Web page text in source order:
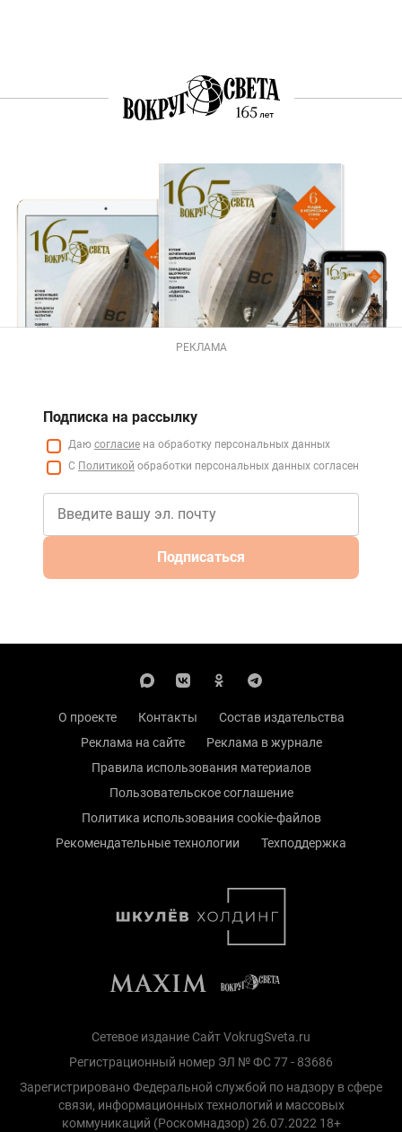
РЕКЛАМА
Подписка на рассылку
Даю согласие на обработку персональных данных
С Политикой обработки персональных данных согласен
Подписаться
О проекте Контакты
Состав издательства
Реклама на сайте
Реклама в журнале
Правила использования материалов
Пользовательское соглашение
Политика использования cookie-файлов
Рекомендательные технологии
Техподдержка
Сетевое издание Сайт VokrugSveta.ru
Регистрационный номер ЭЛ № ФС 77 - 83686
Зарегистрировано Федеральной службой по надзору в сфере
связи, информационных технологий и массовых
коммуникаций (Роскомнадзор) 26.07.2022 18+